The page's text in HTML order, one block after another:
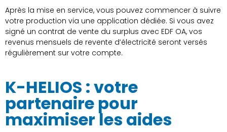
Après la mise en service, vous pouvez commencer à suivre
votre production via une application dédiée. Si vous avez
signé un contrat de vente du surplus avec EDF OA, vos
revenus mensuels de revente d’électricité seront versés
régulièrement sur votre compte.
K-HELIOS : votre
partenaire pour
maximiser les aides